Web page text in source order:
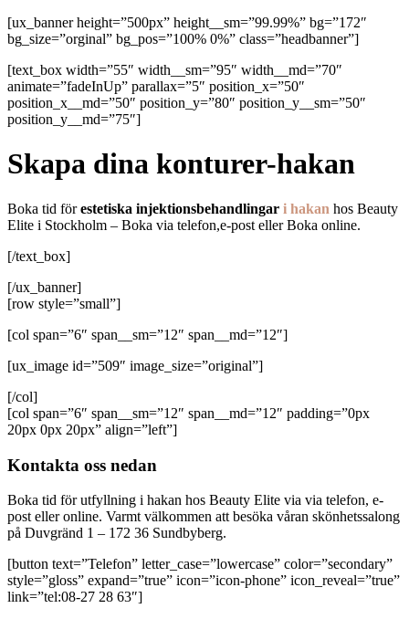
[ux_banner height=”500px” height__sm=”99.99%” bg=”172″
bg_size=”orginal” bg_pos=”100% 0%” class=”headbanner”]
[text_box width=”55″ width__sm=”95″ width__md=”70″
animate=”fadeInUp” parallax=”5″ position_x=”50″
position_x__md=”50″ position_y=”80″ position_y__sm=”50″
position_y__md=”75″]
Skapa dina konturer-hakan
Boka tid förestetiska injektionsbehandlingar i hakan hos Beauty
Elite i Stockholm – Boka via telefon,e-post eller Boka online.
[/text_box]
[/ux_banner]
[row style=”small”]
[col span=”6″ span__sm=”12″ span__md=”12″]
[ux_image id=”509″ image_size=”original”]
[/col]
[col span=”6″ span__sm=”12″ span__md=”12″ padding=”0px
20px 0px 20px” align=”left”]
Kontakta oss nedan
Boka tid för utfyllning i hakan hos Beauty Elite via via telefon, e-
post eller online. Varmt välkommen att besöka våran skönhetssalong
på Duvgränd 1 – 172 36 Sundbyberg.
[button text=”Telefon” letter_case=”lowercase” color=”secondary”
style=”gloss” expand=”true” icon=”icon-phone” icon_reveal=”true”
link=”tel:08-27 28 63″]